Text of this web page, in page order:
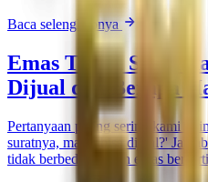
Baca selengkapnya
Emas Tanpa
Dijual dan Berapa
Pertanyaan paling sering kami
suratnya, masih bisa dijual?'
tidak berbeda dengan emas